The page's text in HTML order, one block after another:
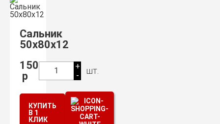
Сальник
50х80х12
150
р
1
+
-
шт.
КУПИТЬ
В 1
КЛИК